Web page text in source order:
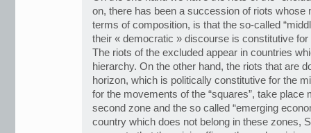
on, there has been a succession of riots whose
terms of composition, is that the so-called
their « democratic » discourse is constitutive
The riots of the excluded appear in countries
hierarchy. On the other hand, the riots that are
horizon, which is politically constitutive for the
for the movements of the “squares”, take place
second zone and the so called “emerging
country which does not belong in these zones,